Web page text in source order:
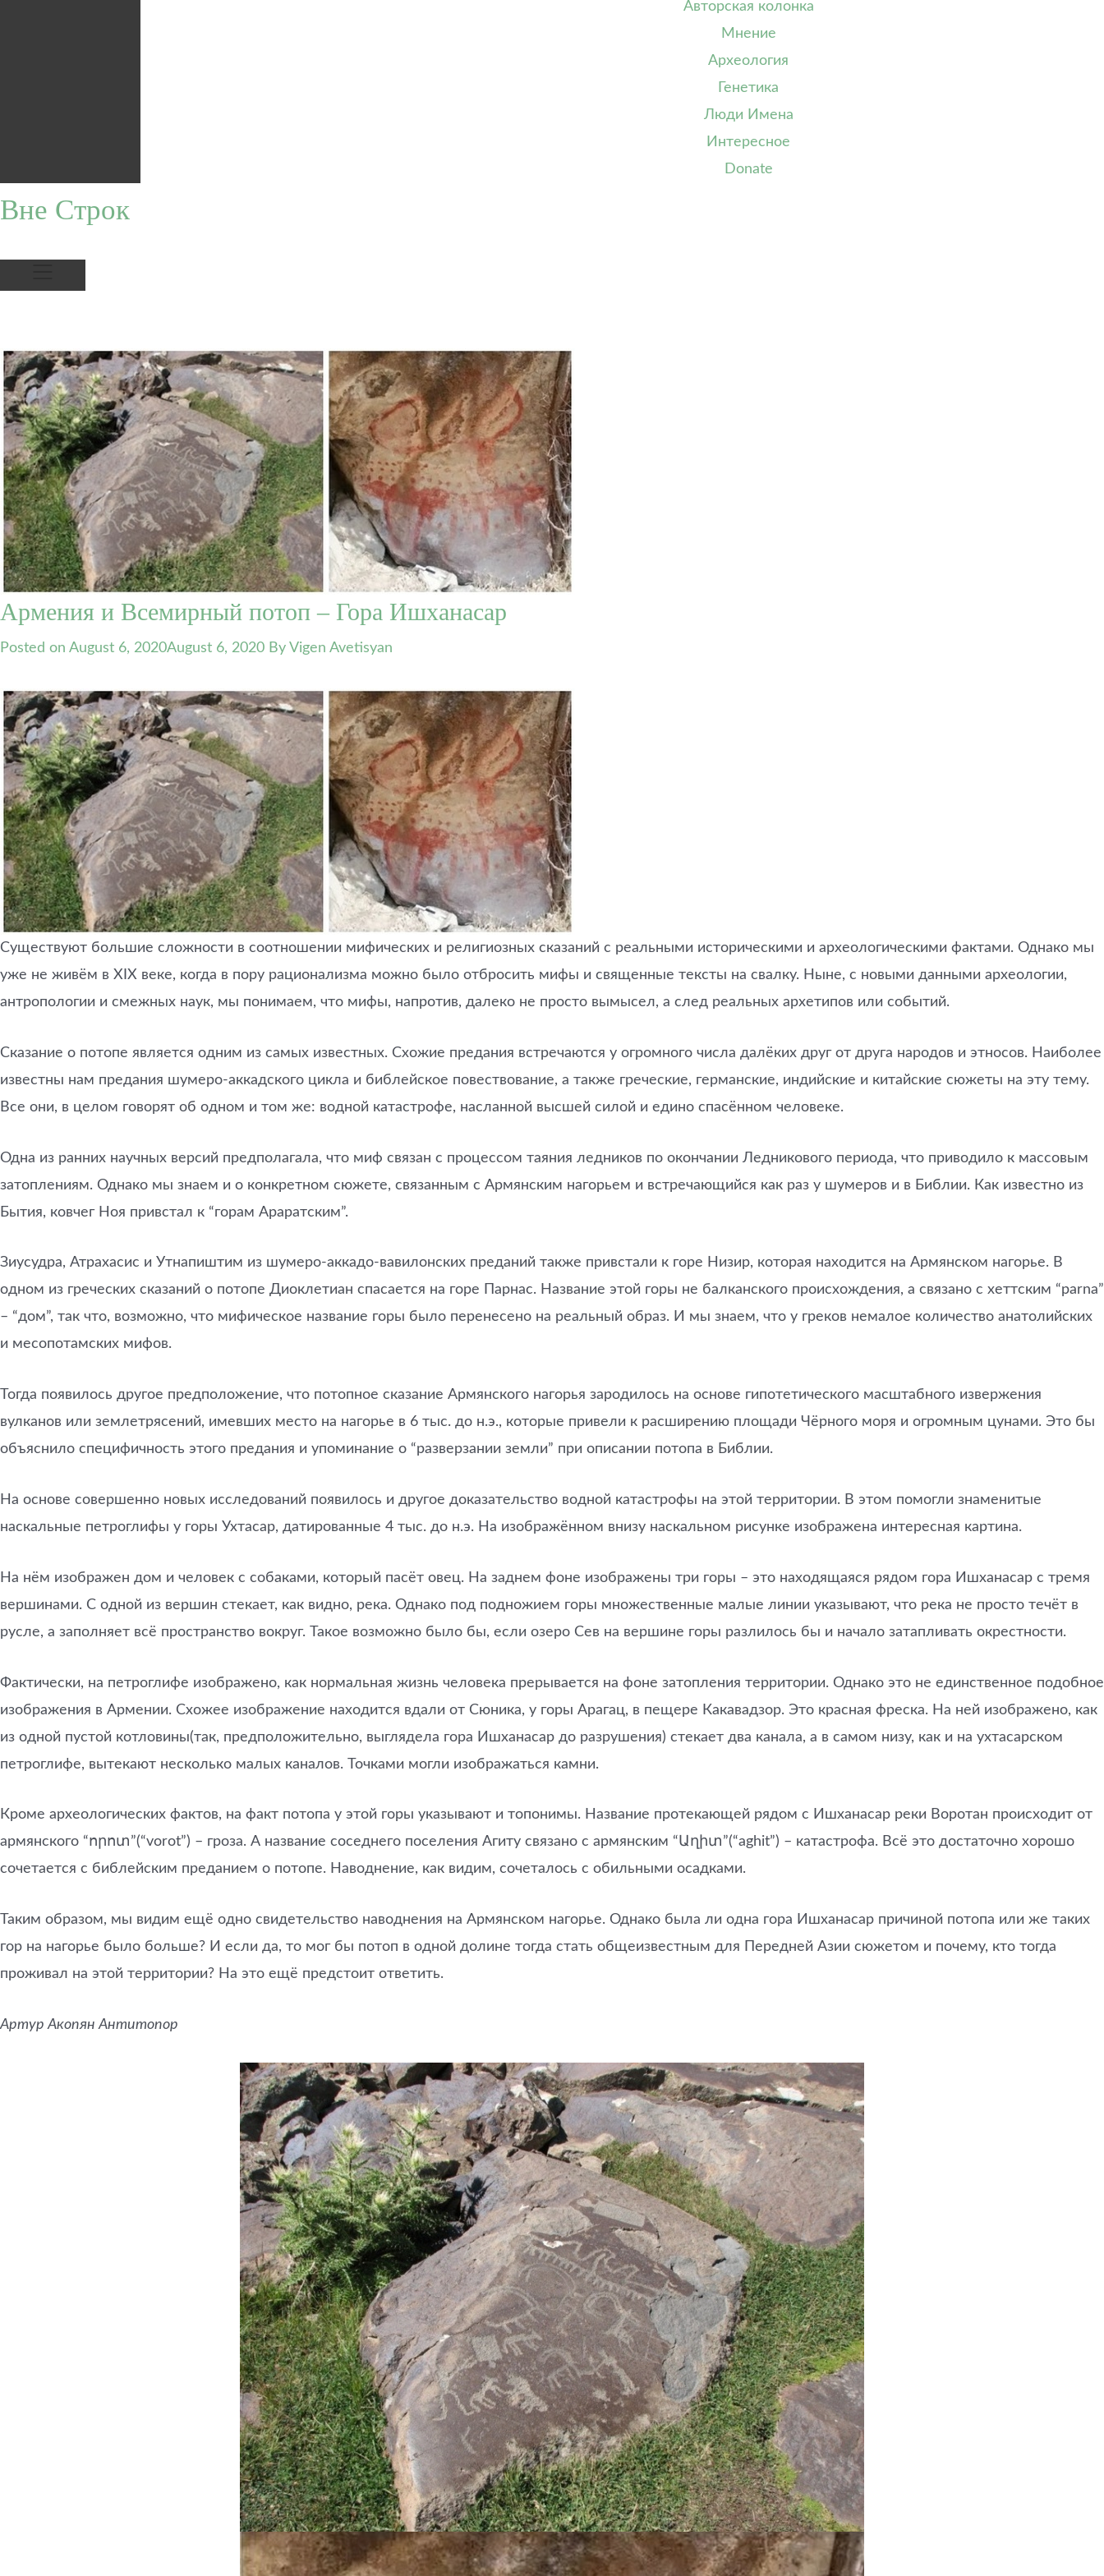
Авторская колонка
Мнение
Археология
Генетика
Люди Имена
Интересное
Donate
Вне Строк
Армения и Всемирный потоп – Гора Ишханасар
Posted on August 6, 2020August 6, 2020 By Vigen Avetisyan
Существуют большие сложности в соотношении мифических и религиозных сказаний с реальными историческими и археологическими фактами. Однако мы
уже не живём в XIX веке, когда в пору рационализма можно было отбросить мифы и священные тексты на свалку. Ныне, с новыми данными археологии,
антропологии и смежных наук, мы понимаем, что мифы, напротив, далеко не просто вымысел, а след реальных архетипов или событий.
Сказание о потопе является одним из самых известных. Схожие предания встречаются у огромного числа далёких друг от друга народов и этносов. Наиболее
известны нам предания шумеро-аккадского цикла и библейское повествование, а также греческие, германские, индийские и китайские сюжеты на эту тему.
Все они, в целом говорят об одном и том же: водной катастрофе, насланной высшей силой и едино спасённом человеке.
Одна из ранних научных версий предполагала, что миф связан с процессом таяния ледников по окончании Ледникового периода, что приводило к массовым
затоплениям. Однако мы знаем и о конкретном сюжете, связанным с Армянским нагорьем и встречающийся как раз у шумеров и в Библии. Как известно из
Бытия, ковчег Ноя привстал к “горам Араратским”.
Зиусудра, Атрахасис и Утнапиштим из шумеро-аккадо-вавилонских преданий также привстали к горе Низир, которая находится на Армянском нагорье. В
одном из греческих сказаний о потопе Диоклетиан спасается на горе Парнас. Название этой горы не балканского происхождения, а связано с хеттским “parna”
– “дом”, так что, возможно, что мифическое название горы было перенесено на реальный образ. И мы знаем, что у греков немалое количество анатолийских
и месопотамских мифов.
Тогда появилось другое предположение, что потопное сказание Армянского нагорья зародилось на основе гипотетического масштабного извержения
вулканов или землетрясений, имевших место на нагорье в 6 тыс. до н.э., которые привели к расширению площади Чёрного моря и огромным цунами. Это бы
объяснило специфичность этого предания и упоминание о “разверзании земли” при описании потопа в Библии.
На основе совершенно новых исследований появилось и другое доказательство водной катастрофы на этой территории. В этом помогли знаменитые
наскальные петроглифы у горы Ухтасар, датированные 4 тыс. до н.э. На изображённом внизу наскальном рисунке изображена интересная картина.
На нём изображен дом и человек с собаками, который пасёт овец. На заднем фоне изображены три горы – это находящаяся рядом гора Ишханасар с тремя
вершинами. С одной из вершин стекает, как видно, река. Однако под подножием горы множественные малые линии указывают, что река не просто течёт в
русле, а заполняет всё пространство вокруг. Такое возможно было бы, если озеро Сев на вершине горы разлилось бы и начало затапливать окрестности.
Фактически, на петроглифе изображено, как нормальная жизнь человека прерывается на фоне затопления территории. Однако это не единственное подобное
изображения в Армении. Схожее изображение находится вдали от Сюника, у горы Арагац, в пещере Какавадзор. Это красная фреска. На ней изображено, как
из одной пустой котловины(так, предположительно, выглядела гора Ишханасар до разрушения) стекает два канала, а в самом низу, как и на ухтасарском
петроглифе, вытекают несколько малых каналов. Точками могли изображаться камни.
Кроме археологических фактов, на факт потопа у этой горы указывают и топонимы. Название протекающей рядом с Ишханасар реки Воротан происходит от
армянского “որոտ”(“vorot”) – гроза. А название соседнего поселения Агиту связано с армянским “Աղիտ”(“aghit”) – катастрофа. Всё это достаточно хорошо
сочетается с библейским преданием о потопе. Наводнение, как видим, сочеталось с обильными осадками.
Таким образом, мы видим ещё одно свидетельство наводнения на Армянском нагорье. Однако была ли одна гора Ишханасар причиной потопа или же таких
гор на нагорье было больше? И если да, то мог бы потоп в одной долине тогда стать общеизвестным для Передней Азии сюжетом и почему, кто тогда
проживал на этой территории? На это ещё предстоит ответить.
Артур Акопян Антитопор